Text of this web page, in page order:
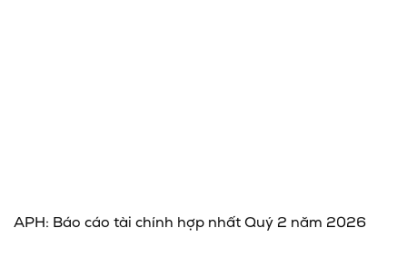
APH: Báo cáo tài chính hợp nhất Quý 2 năm 2026